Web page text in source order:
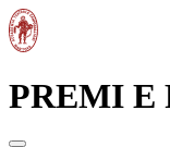
PREMI E